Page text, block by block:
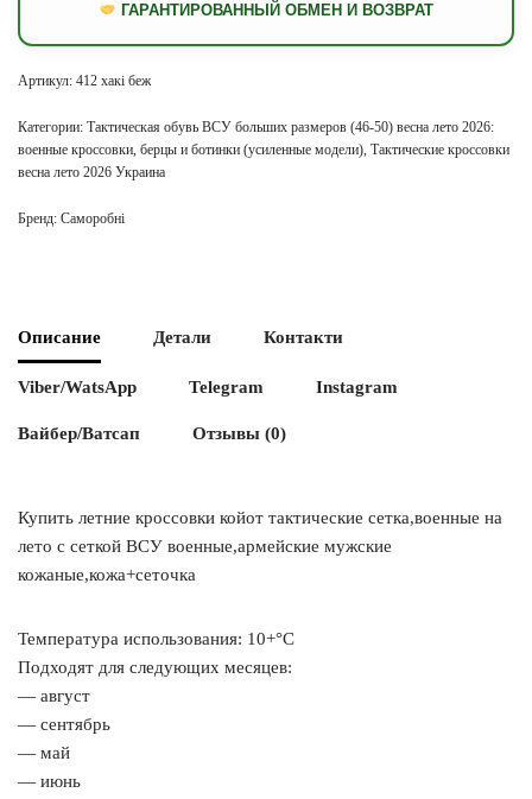
ГАРАНТИРОВАННЫЙ ОБМЕН И ВОЗВРАТ
Артикул: 412 хакі беж
Категории: Тактическая обувь ВСУ больших размеров (46-50) весна лето 2026:
военные кроссовки, берцы и ботинки (усиленные модели), Тактические кроссовки
весна лето 2026 Украина
Бренд: Саморобні
Описание Детали Контакти
Viber/WatsApp Telegram Instagram
Вайбер/Ватсап Отзывы (0)
Купить летние кроссовки койот тактические сетка,военные на
лето с сеткой ВСУ военные,армейские мужские
кожаные,кожа+сеточка
Температура использования: 10+°C
Подходят для следующих месяцев:
— август
— сентябрь
— май
— июнь